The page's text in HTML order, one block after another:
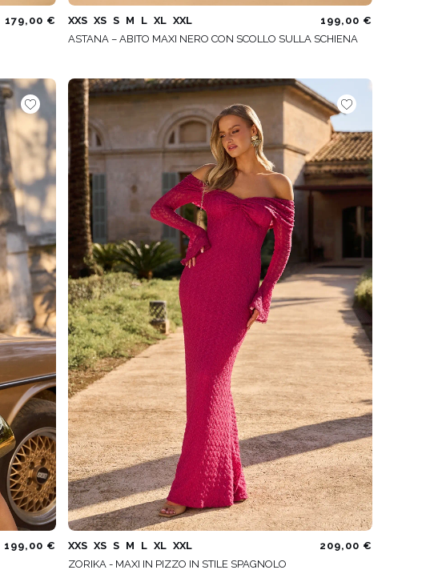
179,00 €
XXS XS S M L XL XXL
199,00 €
ASTANA – ABITO MAXI NERO CON SCOLLO SULLA SCHIENA
199,00 €
XXS XS S M L XL XXL
209,00 €
ZORIKA - MAXI IN PIZZO IN STILE SPAGNOLO